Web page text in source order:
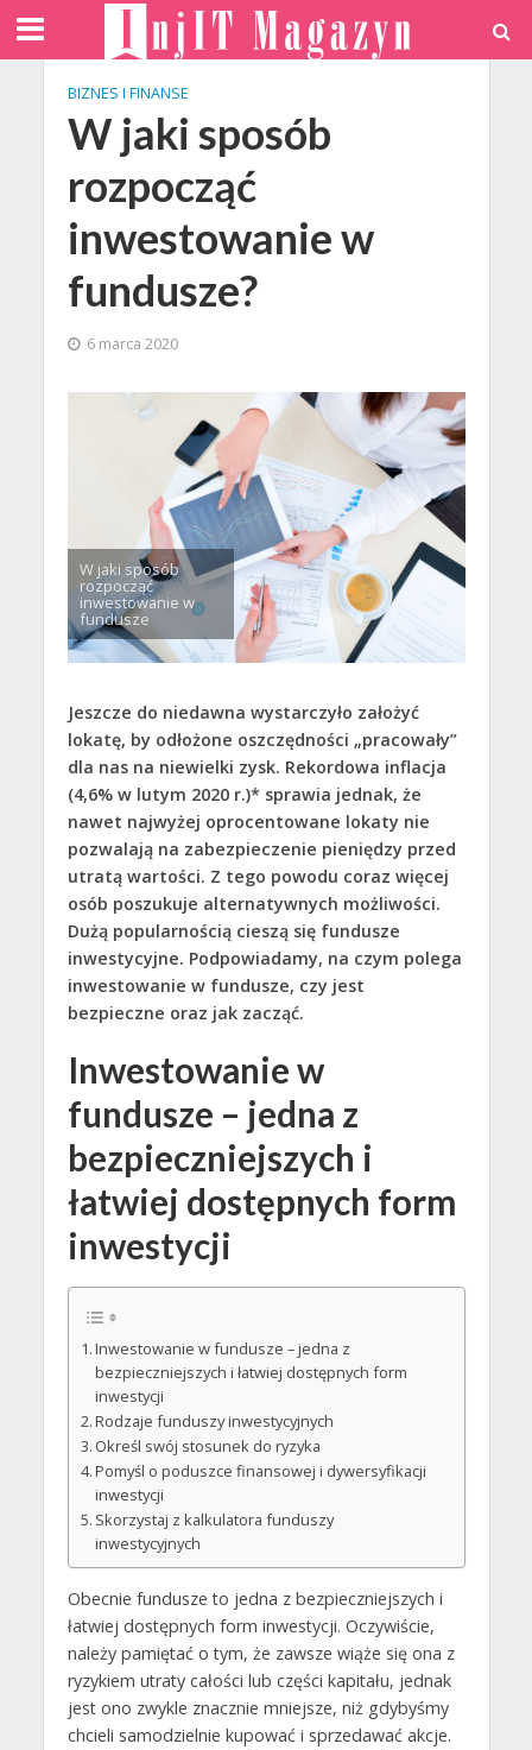
BIZNES I FINANSE
W jaki sposób
rozpocząć
inwestowanie w
fundusze?
6 marca 2020
W jaki sposób
rozpocząć
inwestowanie w
fundusze
Jeszcze do niedawna wystarczyło założyć
lokatę, by odłożone oszczędności „pracowały”
dla nas na niewielki zysk. Rekordowa inflacja
(4,6% w lutym 2020 r.)* sprawia jednak, że
nawet najwyżej oprocentowane lokaty nie
pozwalają na zabezpieczenie pieniędzy przed
utratą wartości. Z tego powodu coraz więcej
osób poszukuje alternatywnych możliwości.
Dużą popularnością cieszą się fundusze
inwestycyjne. Podpowiadamy, na czym polega
inwestowanie w fundusze, czy jest
bezpieczne oraz jak zacząć.
Inwestowanie w
fundusze – jedna z
bezpieczniejszych i
łatwiej dostępnych form
inwestycji
Inwestowanie w fundusze – jedna z
bezpieczniejszych i łatwiej dostępnych form
inwestycji
Rodzaje funduszy inwestycyjnych
Określ swój stosunek do ryzyka
Pomyśl o poduszce finansowej i dywersyfikacji
inwestycji
Skorzystaj z kalkulatora funduszy
inwestycyjnych
Obecnie fundusze to jedna z bezpieczniejszych i
łatwiej dostępnych form inwestycji. Oczywiście,
należy pamiętać o tym, że zawsze wiąże się ona z
ryzykiem utraty całości lub części kapitału, jednak
jest ono zwykle znacznie mniejsze, niż gdybyśmy
chcieli samodzielnie kupować i sprzedawać akcje.